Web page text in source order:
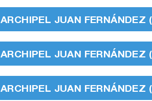
ARCHIPEL JUAN FERNÁNDEZ
ARCHIPEL JUAN FERNÁNDEZ
ARCHIPEL JUAN FERNÁNDEZ